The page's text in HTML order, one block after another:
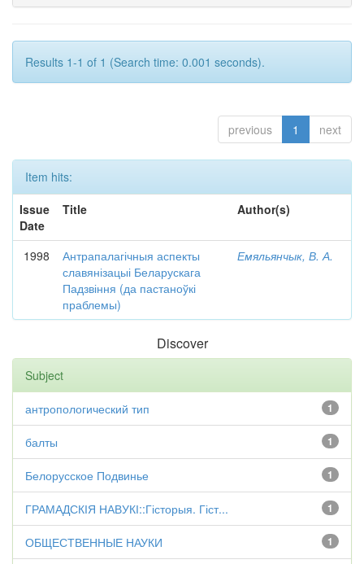
Results 1-1 of 1 (Search time: 0.001 seconds).
previous 1 next
Item hits:
Issue
Date
Title Author(s)
1998
Антрапалагічныя аспекты
славянізацыі Беларускага
Падзвіння (да пастаноўкі
праблемы)
Емяльянчык, В. А.
Discover
Subject
1
антропологический тип
1
балты
1
Белорусское Подвинье
1
ГРАМАДСКІЯ НАВУКІ::Гісторыя. Гіст...
1
ОБЩЕСТВЕННЫЕ НАУКИ